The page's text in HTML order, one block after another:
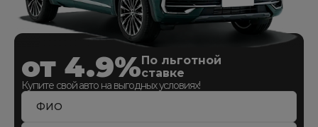
от 4.9% По льготной
ставке
Купите свой авто на выгодных условиях!